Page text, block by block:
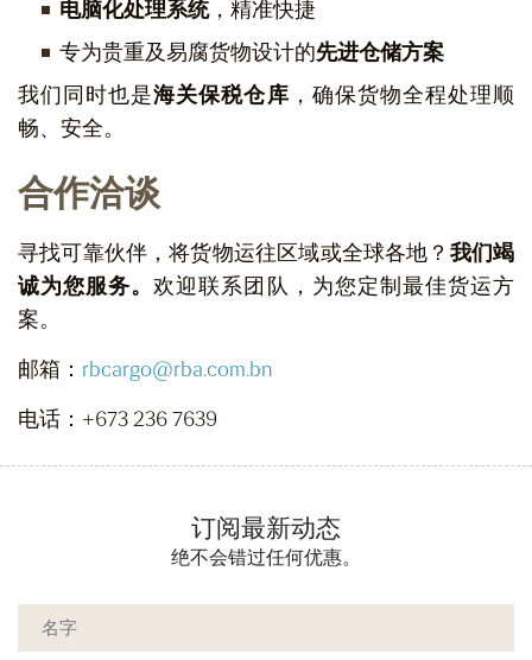
电脑化处理系统，精准快捷
专为贵重及易腐货物设计的先进仓储方案
我们同时也是海关保税仓库 ，确保货物全程处理顺
畅、安全。
合作洽谈
寻找可靠伙伴，将货物运往区域或全球各地？ 我们竭
诚为您服务。欢迎联系团队，为您定制最佳货运方
案。
邮箱： rbcargo@rba.com.bn
电话：+673 236 7639
订阅最新动态
绝不会错过任何优惠。